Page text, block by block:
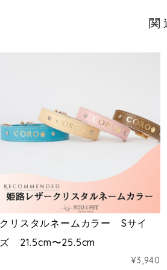
関
クリスタルネームカラー Sサイ
ズ 21.5cm〜25.5cm
¥3,940